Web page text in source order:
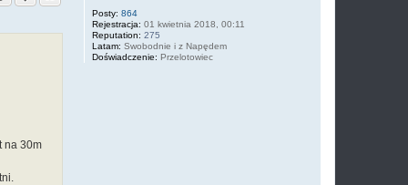
Posty: 864
Rejestracja: 01 kwietnia 2018, 00:11
Reputation: 275
Latam: Swobodnie i z Napędem
Doświadczenie: Przelotowiec
na 30m